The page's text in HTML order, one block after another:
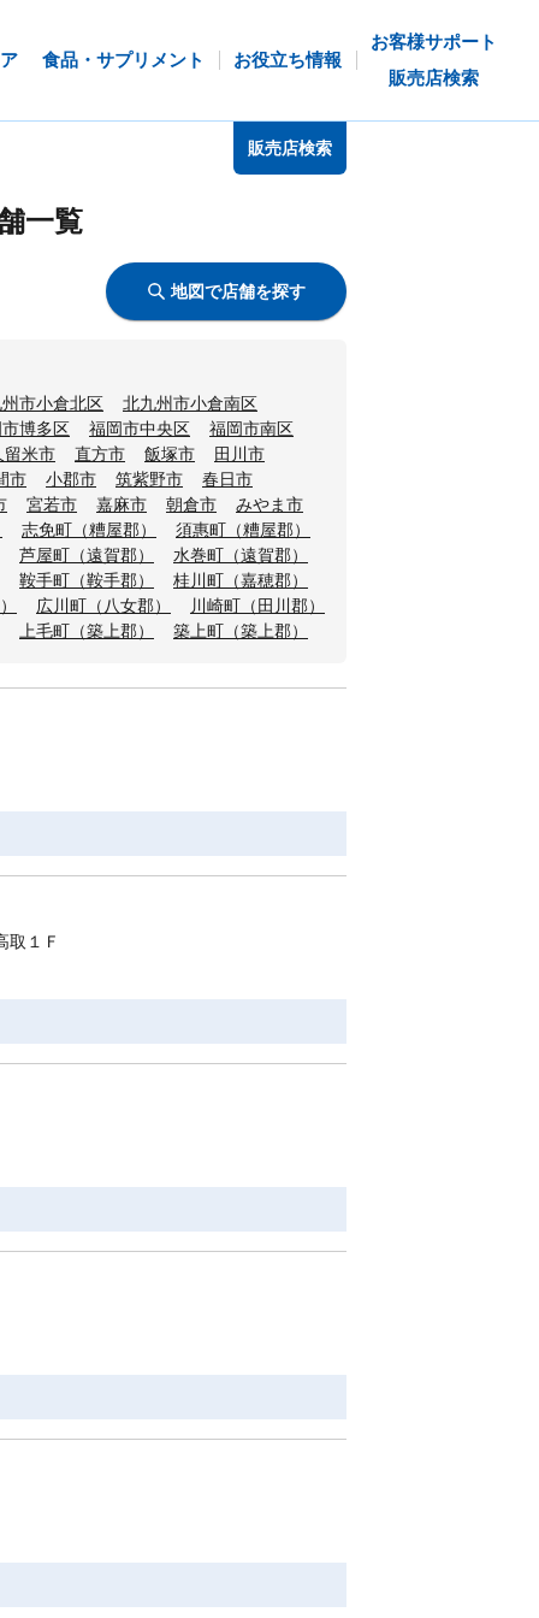
食品・サプリメント お役立ち情報
お客様サポート
販売店検索
販売店検索
一覧
地図で店舗を探す
市小倉北区
北九州市小倉南区
博多区
福岡市中央区
福岡市南区
留米市
直方市 飯塚市
田川市
市
小郡市 筑紫野市
春日市
宮若市 嘉麻市 朝倉市
みやま市
志免町（糟屋郡）
須惠町（糟屋郡）
芦屋町（遠賀郡）
水巻町（遠賀郡）
鞍手町（鞍手郡）
桂川町（嘉穂郡）
広川町（八女郡）
川崎町（田川郡）
上毛町（築上郡）
築上町（築上郡）
取１Ｆ